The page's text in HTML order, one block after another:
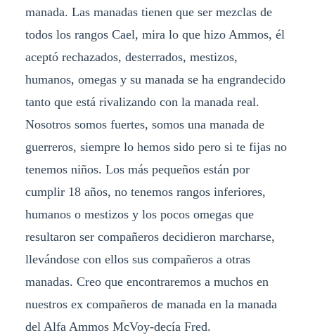
manada. Las manadas tienen que ser mezclas de
todos los rangos Cael, mira lo que hizo Ammos, él
aceptó rechazados, desterrados, mestizos,
humanos, omegas y su manada se ha engrandecido
tanto que está rivalizando con la manada real.
Nosotros somos fuertes, somos una manada de
guerreros, siempre lo hemos sido pero si te fijas no
tenemos niños. Los más pequeños están por
cumplir 18 años, no tenemos rangos inferiores,
humanos o mestizos y los pocos omegas que
resultaron ser compañeros decidieron marcharse,
llevándose con ellos sus compañeros a otras
manadas. Creo que encontraremos a muchos en
nuestros ex compañeros de manada en la manada
del Alfa Ammos McVoy-decía Fred.